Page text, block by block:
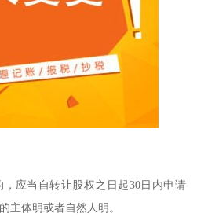
应当自转让股权之日起30日内申请
主体明或者自然人明。